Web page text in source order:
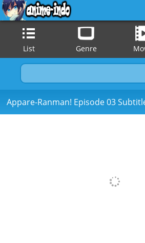
List Genre
Appare-Ranman! Episode 03